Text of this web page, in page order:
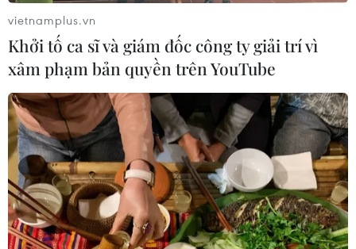
31/12/2019 23:08
Chào đón tết Canh Tý, các cửa hàng tại Bát Tràng cho
ra lò hàng loạt các mẫu chuột gốm mạ vàng, mặt hàng
"Kỳ Linh Canh Tý" rất đa dạng về kiểu dáng, mẫu mã
cũng như giá cả.
vietnamplus.vn
Khởi tố ca sĩ và giám đốc công ty giải trí vì
xâm phạm bản quyền trên YouTube